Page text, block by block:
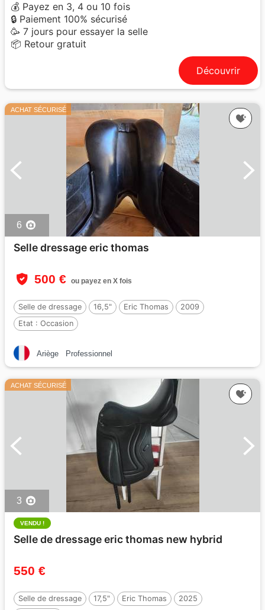
💰 Payez en 3, 4 ou 10 fois
🔒 Paiement 100% sécurisé
🥳 7 jours pour essayer la selle
📦 Retour gratuit
Découvrir
ACHAT SÉCURISÉ
6
Selle dressage eric thomas
500 € ou payez en X fois
Selle de dressage 16,5" Eric Thomas
2009
Etat : Occasion
Ariège Professionnel
ACHAT SÉCURISÉ
3
VENDU !
Selle de dressage eric thomas new hybrid
550 €
Selle de dressage 17,5" Eric Thomas 2025